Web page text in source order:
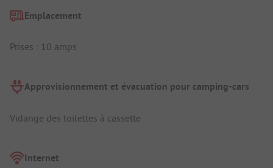
Emplacement
Prises : 10 amps
Approvisionnement et évacuation pour camping-cars
Vidange des toilettes à cassette
Internet